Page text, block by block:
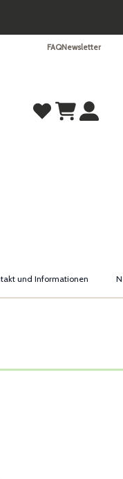
FAQNewsletter
und Informationen